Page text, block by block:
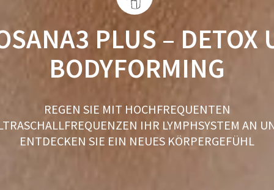
PLUS – DETOX
BODYFORMING
REGEN SIE MIT HOCHFREQUENTEN
IHR LYMPHSYSTEM AN
ENTDECKEN SIE EIN NEUES KÖRPERGEFÜHL